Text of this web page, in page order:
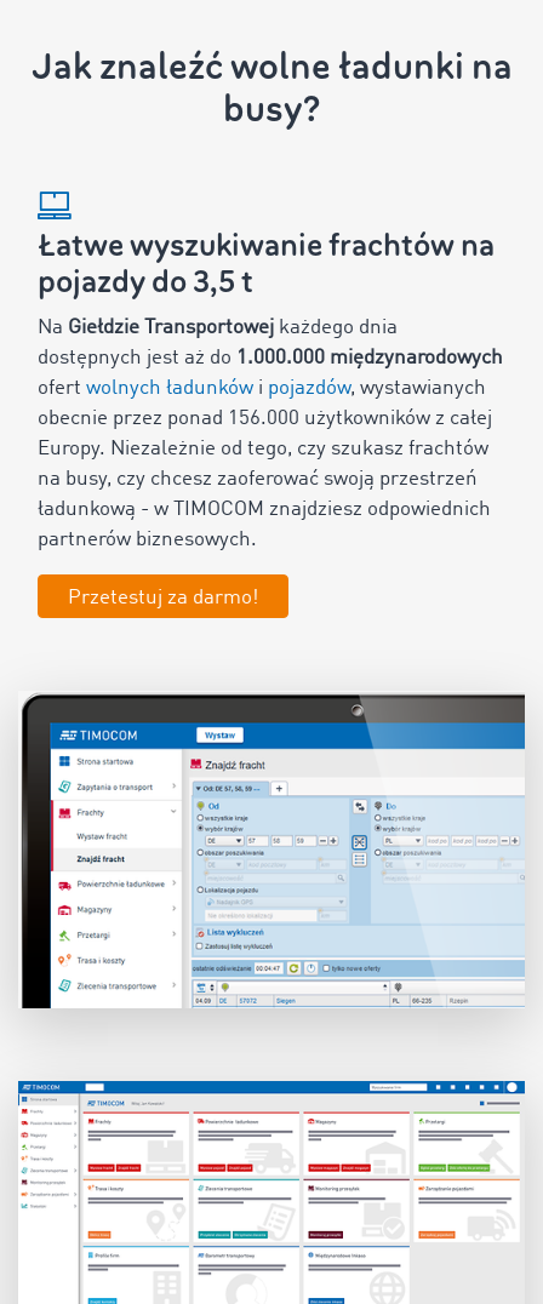
Jak znaleźć wolne ładunki na
busy?
Łatwe wyszukiwanie frachtów na
pojazdy do 3,5 t
Na Giełdzie Transportowej każdego dnia
dostępnych jest aż do 1.000.000 międzynarodowych
ofert wolnych ładunków i pojazdów, wystawianych
obecnie przez ponad 156.000 użytkowników z całej
Europy. Niezależnie od tego, czy szukasz frachtów
na busy, czy chcesz zaoferować swoją przestrzeń
ładunkową - w TIMOCOM znajdziesz odpowiednich
partnerów biznesowych.
Przetestuj za darmo!